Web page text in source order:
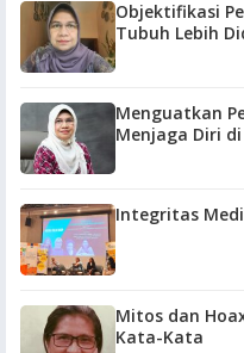
Objektifikasi
Tubuh Lebih
Menguatkan
Menjaga Diri
Integritas
Mitos dan Hoax KB : Rahim
Kata-Kata